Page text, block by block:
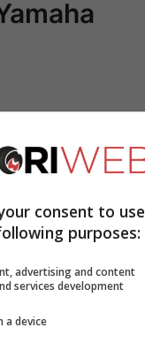
di Rossi dalla
a
consent to use
purposes:
advertising and content
services development
a device